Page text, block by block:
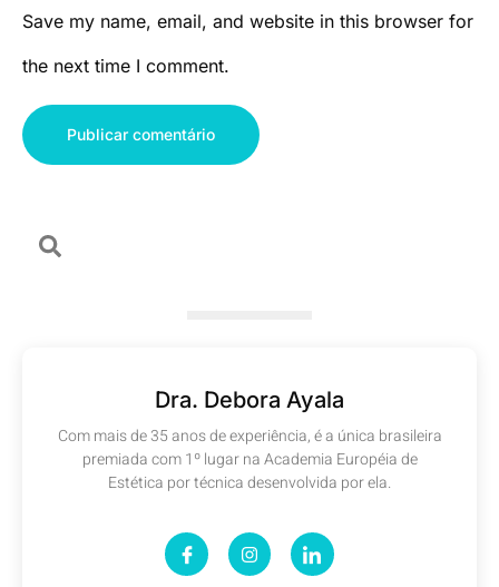
Save my name, email, and website in this browser for
the next time I comment.
Dra. Debora Ayala
Com mais de 35 anos de experiência, é a única brasileira
premiada com 1º lugar na Academia Européia de
Estética por técnica desenvolvida por ela.